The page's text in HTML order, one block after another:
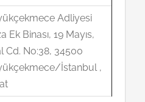
Adliyesi
Ek Binası, 19 Mayıs,
Cd. No:38, 34500
İstanbul ,